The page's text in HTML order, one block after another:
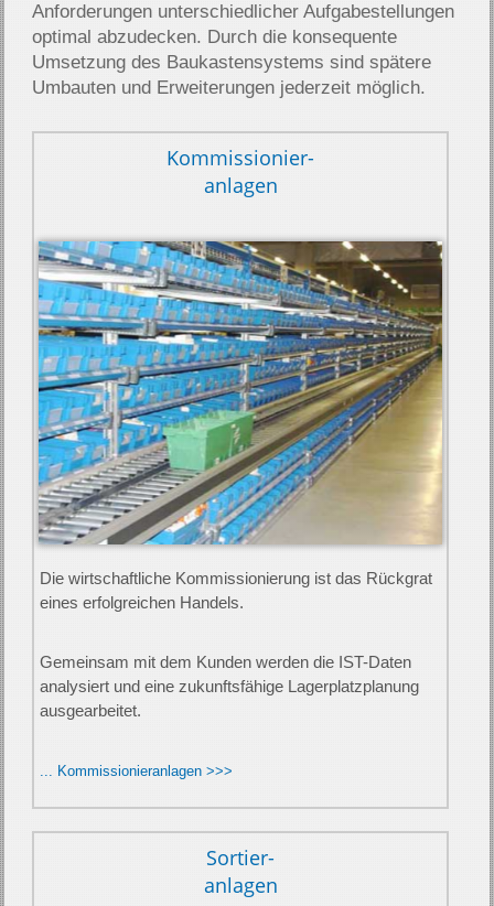
Anforderungen unterschiedlicher Aufgabestellungen
optimal abzudecken. Durch die konsequente
Umsetzung des Baukastensystems sind spätere
Umbauten und Erweiterungen jederzeit möglich.
Kommissionier-­
anlagen
Die wirt­schaftliche Kommissionierung ist das Rück­grat
eines er­folg­reichen Handels.
Gemeinsam mit dem Kunden werden die IST-Daten
ana­lysiert und eine zukunfts­fähige Lager­platz­planung
aus­ge­arbeitet.
... Kommissionieranlagen >>>
Sortier-
anlagen